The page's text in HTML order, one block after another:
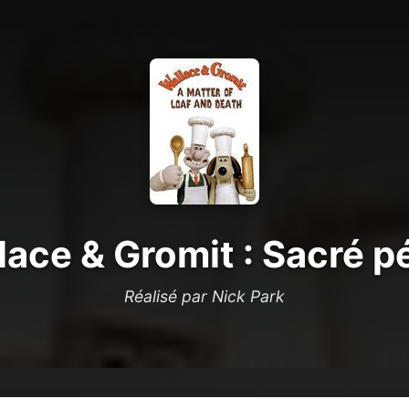
& Gromit : Sacré
Réalisé par Nick Park